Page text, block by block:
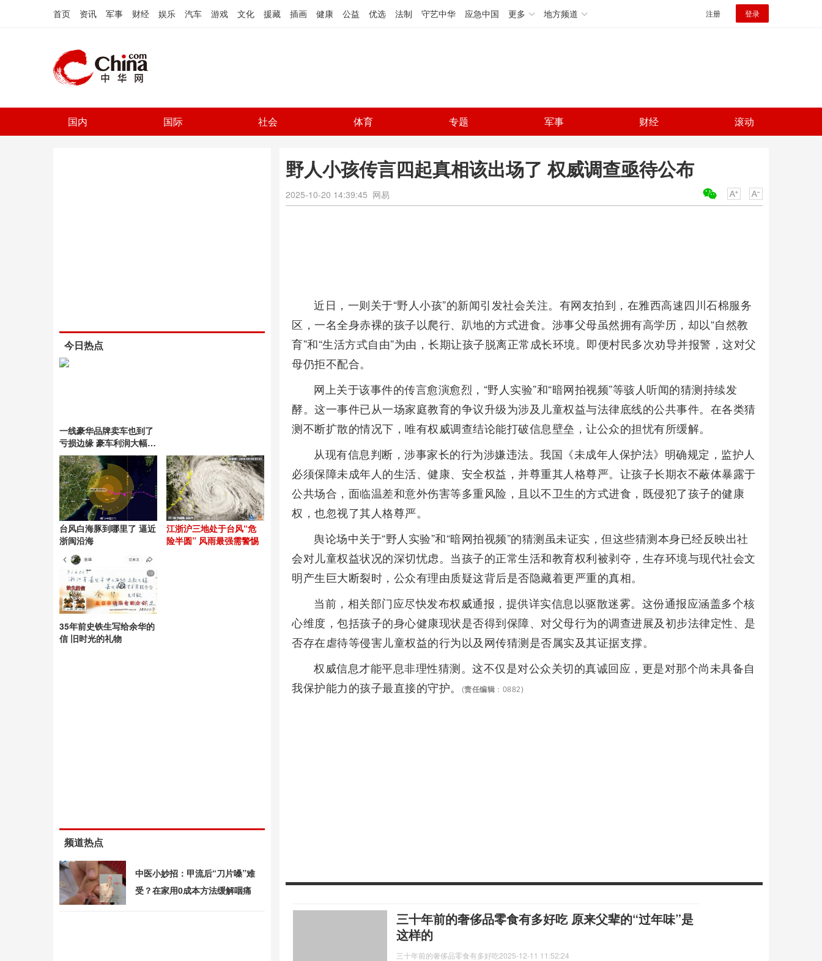
首页 资讯 军事 财经 娱乐 汽车 游戏 文化 援藏 插画 健康 公益 优选 法制 守艺中华 应急中国 更多 地方频道 注册 登录
国内 国际 社会 体育 专题 军事 财经 滚动
野人小孩传言四起真相该出场了 权威调查亟待公布
2025-10-20 14:39:45 网易
近日，一则关于“野人小孩”的新闻引发社会关注。有网友拍到，在雅西高速四川石棉服务
区，一名全身赤裸的孩子以爬行、趴地的方式进食。涉事父母虽然拥有高学历，却以“自然教
育”和“生活方式自由”为由，长期让孩子脱离正常成长环境。即便村民多次劝导并报警，这对父
母仍拒不配合。
网上关于该事件的传言愈演愈烈，“野人实验”和“暗网拍视频”等骇人听闻的猜测持续发
酵。这一事件已从一场家庭教育的争议升级为涉及儿童权益与法律底线的公共事件。在各类猜
测不断扩散的情况下，唯有权威调查结论能打破信息壁垒，让公众的担忧有所缓解。
从现有信息判断，涉事家长的行为涉嫌违法。我国《未成年人保护法》明确规定，监护人
必须保障未成年人的生活、健康、安全权益，并尊重其人格尊严。让孩子长期衣不蔽体暴露于
公共场合，面临温差和意外伤害等多重风险，且以不卫生的方式进食，既侵犯了孩子的健康
权，也忽视了其人格尊严。
舆论场中关于“野人实验”和“暗网拍视频”的猜测虽未证实，但这些猜测本身已经反映出社
会对儿童权益状况的深切忧虑。当孩子的正常生活和教育权利被剥夺，生存环境与现代社会文
明产生巨大断裂时，公众有理由质疑这背后是否隐藏着更严重的真相。
当前，相关部门应尽快发布权威通报，提供详实信息以驱散迷雾。这份通报应涵盖多个核
心维度，包括孩子的身心健康现状是否得到保障、对父母行为的调查进展及初步法律定性、是
否存在虐待等侵害儿童权益的行为以及网传猜测是否属实及其证据支撑。
权威信息才能平息非理性猜测。这不仅是对公众关切的真诚回应，更是对那个尚未具备自
我保护能力的孩子最直接的守护。
(责任编辑 ：0882)
三十年前的奢侈品零食有多好吃 原来父辈的“过年味”是
这样的
三十年前的奢侈品零食有多好吃2025-12-11 11:52:24
今日热点
一线豪华品牌卖车也到了
亏损边缘 豪车利润大幅缩
水
台风白海豚到哪里了 逼近
浙闽沿海
江浙沪三地处于台风“危
险半圆” 风雨最强需警惕
35年前史铁生写给余华的
信 旧时光的礼物
频道热点
中医小妙招：甲流后“刀片嗓”难
受？在家用0成本方法缓解咽痛